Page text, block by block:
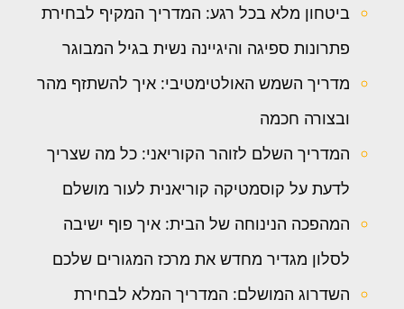
ביטחון מלא בכל רגע: המדריך המקיף לבחירת
פתרונות ספיגה והיגיינה נשית בגיל המבוגר
מדריך השמש האולטימטיבי: איך להשתזף מהר
ובצורה חכמה
המדריך השלם לזוהר הקוריאני: כל מה שצריך
לדעת על קוסמטיקה קוריאנית לעור מושלם
המהפכה הנינוחה של הבית: איך פוף ישיבה
לסלון מגדיר מחדש את מרכז המגורים שלכם
השדרוג המושלם: המדריך המלא לבחירת